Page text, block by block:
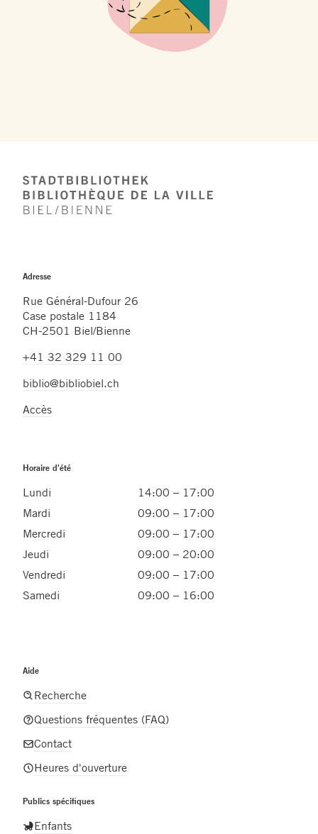
Footer
Adresse
Rue Général-Dufour 26
Case postale 1184
CH-2501 Biel/Bienne
+41 32 329 11 00
biblio@bibliobiel.ch
Accès
Horaire d'été
Lundi
14:00 – 17:00
Mardi
09:00 – 17:00
Mercredi
09:00 – 17:00
Jeudi
09:00 – 20:00
Vendredi
09:00 – 17:00
Samedi
09:00 – 16:00
Aide
Recherche
Questions fréquentes (FAQ)
Contact
Heures d'ouverture
Publics spécifiques
Enfants